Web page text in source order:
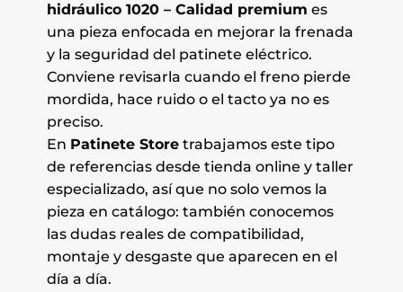
hidráulico 1020 – Calidad premium es
una pieza enfocada en mejorar la frenada
y la seguridad del patinete eléctrico.
Conviene revisarla cuando el freno pierde
mordida, hace ruido o el tacto ya no es
preciso.
En Patinete Storetrabajamos este tipo
de referencias desde tienda online y taller
especializado, así que no solo vemos la
pieza en catálogo: también conocemos
las dudas reales de compatibilidad,
montaje y desgaste que aparecen en el
día a día.